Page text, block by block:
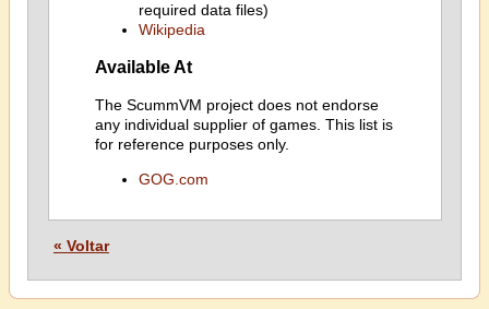
required data files)
Wikipedia
Available At
The ScummVM project does not endorse
any individual supplier of games. This list is
for reference purposes only.
GOG.com
« Voltar